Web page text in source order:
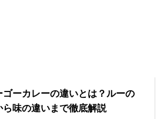
ーカレーの違いとは？ルーの
味の違いまで徹底解説